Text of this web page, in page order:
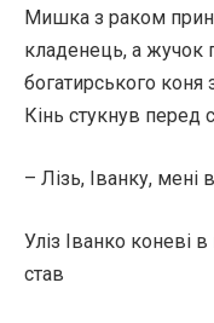
Мишка з раком
кладенець, а жучок
богатирського коня
Кінь стукнув перед
– Лізь, Іванку, мені
Уліз Іванко коневі
став